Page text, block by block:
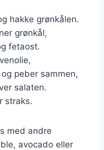
hakke grønkålen.
grønkål,
fetaost.
peber sammen,
salaten.
straks.
med andre
avocado eller